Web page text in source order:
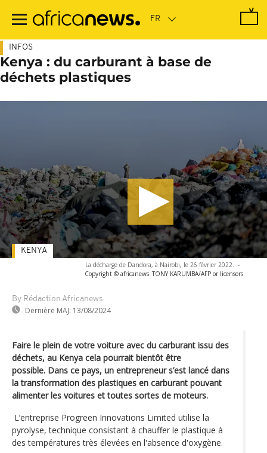
contenu
INFOS
Kenya : du carburant à base de
déchets plastiques
La décharge de Dandora, à Nairobi, le 26 février 2022. -
Copyright © africanews TONY KARUMBA/AFP or licensors
By Rédaction Africanews
Dernière MAJ: 13/08/2024
KENYA
Faire le plein de votre voiture avec du carburant issu des
déchets, au Kenya cela pourrait bientôt être
possible. Dans ce pays, un entrepreneur s’est lancé dans
la transformation des plastiques en carburant pouvant
alimenter les voitures et toutes sortes de moteurs.
L’entreprise Progreen Innovations Limited utilise la
pyrolyse, technique consistant à chauffer le plastique à
des températures très élevées en l'absence d'oxygène.